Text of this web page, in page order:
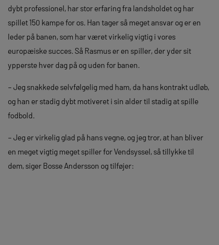
dybt professionel, har stor erfaring fra landsholdet og har
spillet 150 kampe for os. Han tager så meget ansvar og er en
leder på banen, som har været virkelig vigtig i vores
europæiske succes. Så Rasmus er en spiller, der yder sit
ypperste hver dag på og uden for banen.
– Jeg snakkede selvfølgelig med ham, da hans kontrakt udløb,
og han er stadig dybt motiveret i sin alder til stadig at spille
fodbold.
– Jeg er virkelig glad på hans vegne, og jeg tror, at han bliver
en meget vigtig meget spiller for Vendsyssel, så tillykke til
dem, siger Bosse Andersson og tilføjer: